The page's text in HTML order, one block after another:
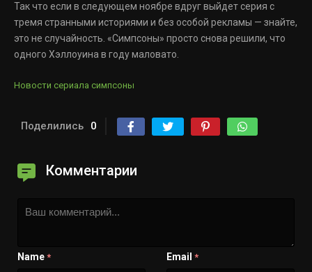
Так что если в следующем ноябре вдруг выйдет серия с
тремя странными историями и без особой рекламы — знайте,
это не случайность. «Симпсоны» просто снова решили, что
одного Хэллоуина в году маловато.
Новости сериала симпсоны
Поделились 0
Комментарии
Name * Email *